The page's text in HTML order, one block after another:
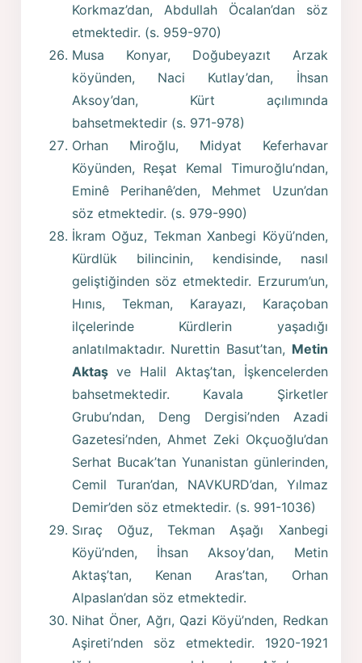
Korkmaz’dan, Abdullah Öcalan’dan söz
etmektedir. (s. 959-970)
Musa Konyar, Doğubeyazıt Arzak
köyünden, Naci Kutlay’dan, İhsan
Aksoy’dan, Kürt açılımında
bahsetmektedir (s. 971-978)
Orhan Miroğlu, Midyat Keferhavar
Köyünden, Reşat Kemal Timuroğlu’ndan,
Eminê Perihanê’den, Mehmet Uzun’dan
söz etmektedir. (s. 979-990)
İkram Oğuz, Tekman Xanbegi Köyü’nden,
Kürdlük bilincinin, kendisinde, nasıl
geliştiğinden söz etmektedir. Erzurum’un,
Hınıs, Tekman, Karayazı, Karaçoban
ilçelerinde Kürdlerin yaşadığı
anlatılmaktadır. Nurettin Basut’tan, Metin
Aktaşve Halil Aktaş’tan, İşkencelerden
bahsetmektedir. Kavala Şirketler
Grubu’ndan, Deng Dergisi’nden Azadi
Gazetesi’nden, Ahmet Zeki Okçuoğlu’dan
Serhat Bucak’tan Yunanistan günlerinden,
Cemil Turan’dan, NAVKURD’dan, Yılmaz
Demir’den söz etmektedir. (s. 991-1036)
Sıraç Oğuz, Tekman Aşağı Xanbegi
Köyü’nden, İhsan Aksoy’dan, Metin
Aktaş’tan, Kenan Aras’tan, Orhan
Alpaslan’dan söz etmektedir.
Nihat Öner, Ağrı, Qazi Köyü’nden, Redkan
Aşireti’nden söz etmektedir. 1920-1921